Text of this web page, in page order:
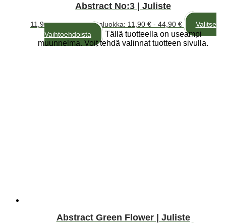
Abstract No:3 | Juliste
11,90€ – 44,90€Hintaluokka: 11,90 € - 44,90 €
Valitse
Vaihtoehdoista
Tällä tuotteella on useampi
muunnelma. Voit tehdä valinnat tuotteen sivulla.
Abstract Green Flower | Juliste